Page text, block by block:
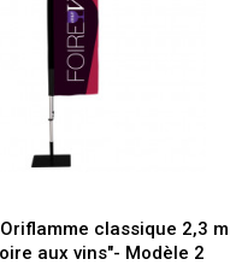
classique 2,3 m
aux vins"- Modèle 2